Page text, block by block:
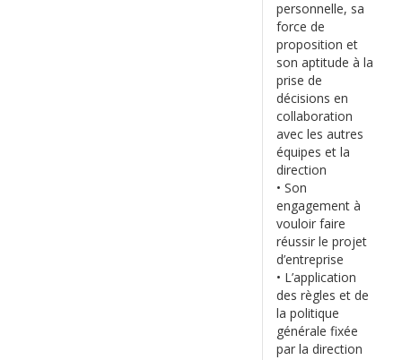
personnelle, sa
force de
proposition et
son aptitude à la
prise de
décisions en
collaboration
avec les autres
équipes et la
direction
• Son
engagement à
vouloir faire
réussir le projet
d’entreprise
• L’application
des règles et de
la politique
générale fixée
par la direction